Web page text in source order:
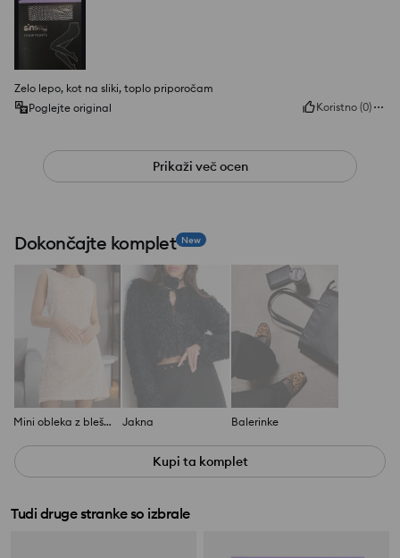
Zelo lepo, kot na sliki, toplo priporočam
Poglejte original
Koristno (0)
Prikaži več ocen
Dokončajte komplet New
Mini obleka z bleščicami Jakna Balerinke
Kupi ta komplet
Tudi druge stranke so izbrale